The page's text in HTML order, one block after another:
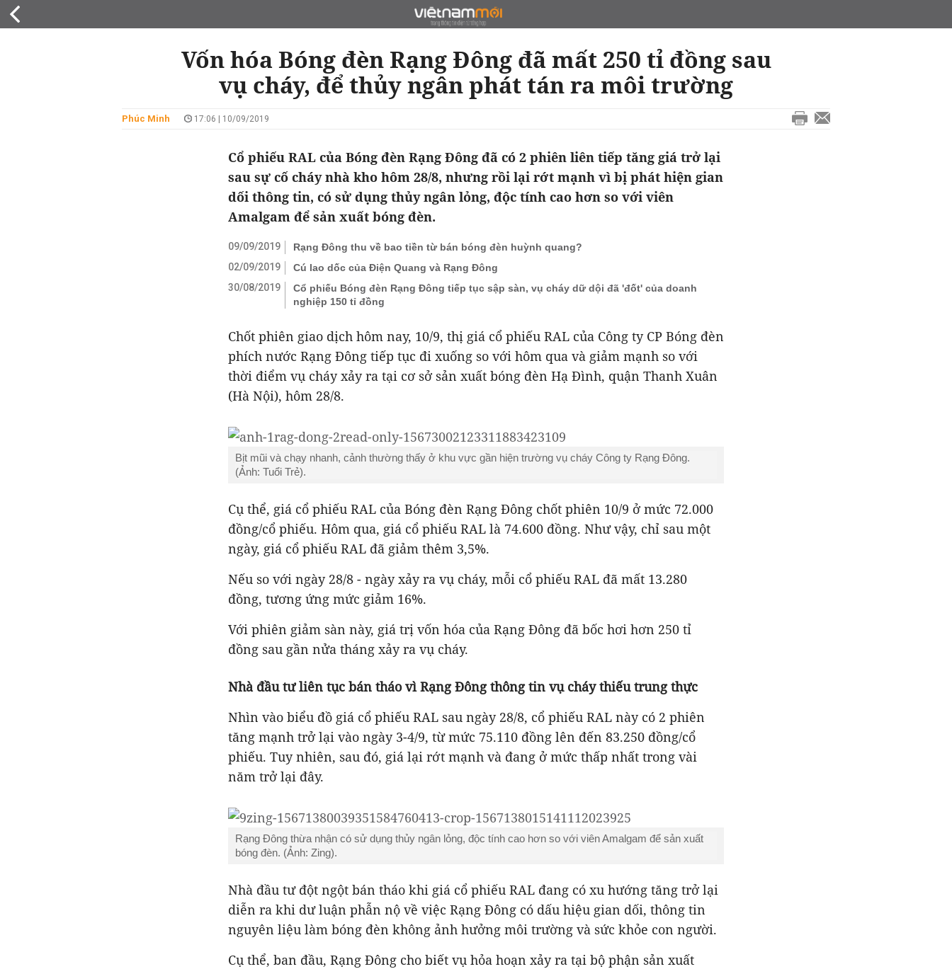
Vốn hóa Bóng đèn Rạng Đông đã mất 250 tỉ đồng sau
vụ cháy, để thủy ngân phát tán ra môi trường
Phúc Minh 17:06 | 10/09/2019
Cổ phiếu RAL của Bóng đèn Rạng Đông đã có 2 phiên liên tiếp tăng giá trở lại
sau sự cố cháy nhà kho hôm 28/8, nhưng rồi lại rớt mạnh vì bị phát hiện gian
dối thông tin, có sử dụng thủy ngân lỏng, độc tính cao hơn so với viên
Amalgam để sản xuất bóng đèn.
09/09/2019
Rạng Đông thu về bao tiền từ bán bóng đèn huỳnh quang?
02/09/2019
Cú lao dốc của Điện Quang và Rạng Đông
30/08/2019
Cổ phiếu Bóng đèn Rạng Đông tiếp tục sập sàn, vụ cháy dữ dội đã 'đốt' của doanh
nghiệp 150 tỉ đồng
Chốt phiên giao dịch hôm nay, 10/9, thị giá cổ phiếu RAL của Công ty CP Bóng đèn
phích nước Rạng Đông tiếp tục đi xuống so với hôm qua và giảm mạnh so với
thời điểm vụ cháy xảy ra tại cơ sở sản xuất bóng đèn Hạ Đình, quận Thanh Xuân
(Hà Nội), hôm 28/8.
Bịt mũi và chạy nhanh, cảnh thường thấy ở khu vực gần hiện trường vụ cháy Công ty Rạng Đông.
(Ảnh: Tuổi Trẻ).
Cụ thể, giá cổ phiếu RAL của Bóng đèn Rạng Đông chốt phiên 10/9 ở mức 72.000
đồng/cổ phiếu. Hôm qua, giá cổ phiếu RAL là 74.600 đồng. Như vậy, chỉ sau một
ngày, giá cổ phiếu RAL đã giảm thêm 3,5%.
Nếu so với ngày 28/8 - ngày xảy ra vụ cháy, mỗi cổ phiếu RAL đã mất 13.280
đồng, tương ứng mức giảm 16%.
Với phiên giảm sàn này, giá trị vốn hóa của Rạng Đông đã bốc hơi hơn 250 tỉ
đồng sau gần nửa tháng xảy ra vụ cháy.
Nhà đầu tư liên tục bán tháo vì Rạng Đông thông tin vụ cháy thiếu trung thực
Nhìn vào biểu đồ giá cổ phiếu RAL sau ngày 28/8, cổ phiếu RAL này có 2 phiên
tăng mạnh trở lại vào ngày 3-4/9, từ mức 75.110 đồng lên đến 83.250 đồng/cổ
phiếu. Tuy nhiên, sau đó, giá lại rớt mạnh và đang ở mức thấp nhất trong vài
năm trở lại đây.
Rạng Đông thừa nhận có sử dụng thủy ngân lỏng, độc tính cao hơn so với viên Amalgam để sản xuất
bóng đèn. (Ảnh: Zing).
Nhà đầu tư đột ngột bán tháo khi giá cổ phiếu RAL đang có xu hướng tăng trở lại
diễn ra khi dư luận phẫn nộ về việc Rạng Đông có dấu hiệu gian dối, thông tin
nguyên liệu làm bóng đèn không ảnh hưởng môi trường và sức khỏe con người.
Cụ thể, ban đầu, Rạng Đông cho biết vụ hỏa hoạn xảy ra tại bộ phận sản xuất